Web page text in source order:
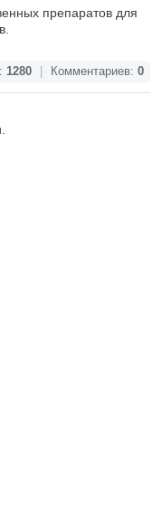
препаратов для
1280 Комментариев: 0